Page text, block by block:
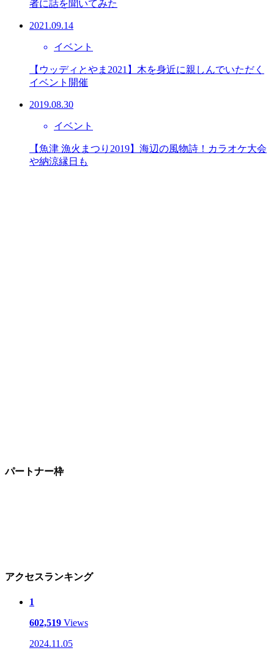
者に話を聞いてみた
2021.09.14
イベント
【ウッディとやま2021】木を身近に親しんでいただく
イベント開催
2019.08.30
イベント
【魚津 漁火まつり2019】海辺の風物詩！カラオケ大会
や納涼縁日も
パートナー枠
アクセスランキング
1
602,519 Views
2024.11.05